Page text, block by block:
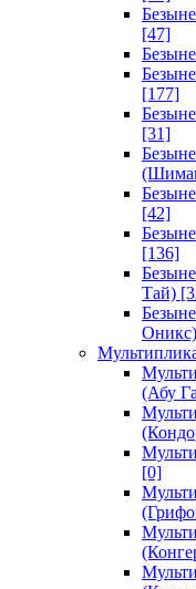
[47]
[177]
[31]
[42]
[136]
Тай)
Оникс)
(Абу
[0]